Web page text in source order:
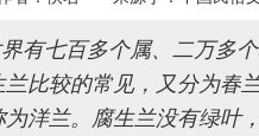
有七百多个属、二万多
比较的常见，又分为春
洋兰。腐生兰没有绿叶